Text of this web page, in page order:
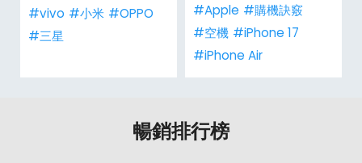
#vivo #小米 #OPPO
#三星
#Apple #購機訣竅
#空機 #iPhone 17
#iPhone Air
暢銷排行榜